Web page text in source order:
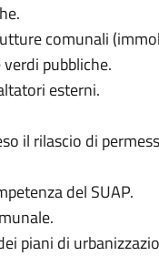
comunali
pubbliche.
esterni.
il rilascio di
del SUAP.
piani di